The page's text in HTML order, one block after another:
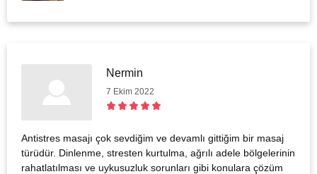
Nermin
7 Ekim 2022
Antistres masajı çok sevdiğim ve devamlı gittiğim bir masaj
türüdür. Dinlenme, stresten kurtulma, ağrılı adele bölgelerinin
rahatlatılması ve uykusuzluk sorunları gibi konulara çözüm